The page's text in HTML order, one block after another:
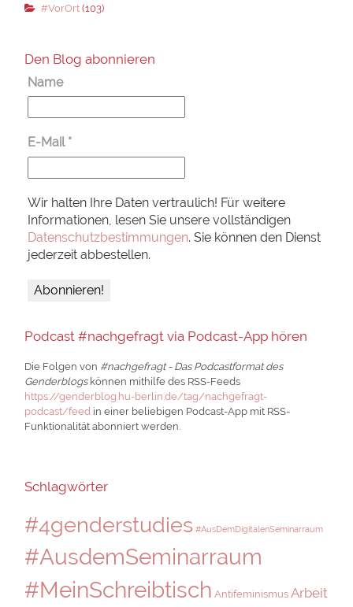
#VorOrt(103)
Den Blog abonnieren
Name
E-Mail *
Wir halten Ihre Daten vertraulich! Für weitere
Informationen, lesen Sie unsere vollständigen
Datenschutzbestimmungen. Sie können den Dienst
jederzeit abbestellen.
Podcast #nachgefragt via Podcast-App hören
Die Folgen von #nachgefragt - Das Podcastformat des
Genderblogskönnen mithilfe des RSS-Feeds
https://genderblog.hu-berlin.de/tag/nachgefragt-
podcast/feed in einer beliebigen Podcast-App mit RSS-
Funktionalität abonniert werden.
Schlagwörter
#4genderstudies #AusDemDigitalenSeminarraum
#AusdemSeminarraum
#MeinSchreibtisch Antifeminismus Arbeit